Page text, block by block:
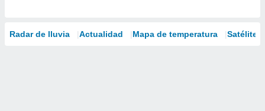
Radar de lluvia Actualidad Mapa de temperatura Satélites